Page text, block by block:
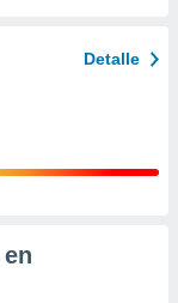
Detalle